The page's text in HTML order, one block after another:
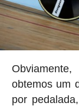
obtemos um
por